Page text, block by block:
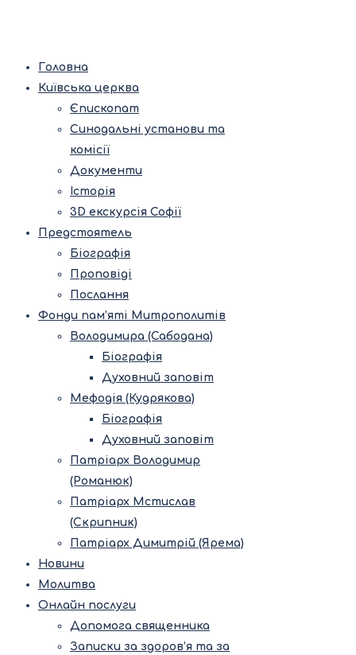
Головна
Київська церква
Єпископат
Синодальні установи та
комісії
Документи
Історія
3D екскурсія Софії
Предстоятель
Біографія
Проповіді
Послання
Фонди пам’яті Митрополитів
Володимира (Сабодана)
Біографія
Духовний заповіт
Мефодія (Кудрякова)
Біографія
Духовний заповіт
Патріарх Володимир
(Романюк)
Патріарх Мстислав
(Скрипник)
Патріарх Димитрій (Ярема)
Новини
Молитва
Онлайн послуги
Допомога священника
Записки за здоров’я та за